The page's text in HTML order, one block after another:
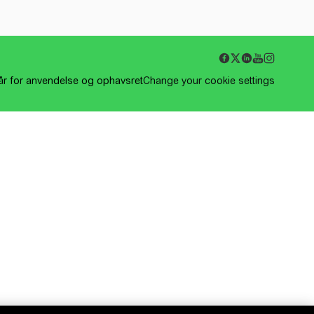
for anvendelse og ophavsretChange your cookie settings